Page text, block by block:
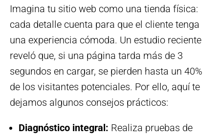
Imagina tu sitio web como una tienda física:
cada detalle cuenta para que el cliente tenga
una experiencia cómoda. Un estudio reciente
reveló que, si una página tarda más de 3
segundos en cargar, se pierden hasta un 40%
de los visitantes potenciales. Por ello, aquí te
dejamos algunos consejos prácticos:
Diagnóstico integral: Realiza pruebas de